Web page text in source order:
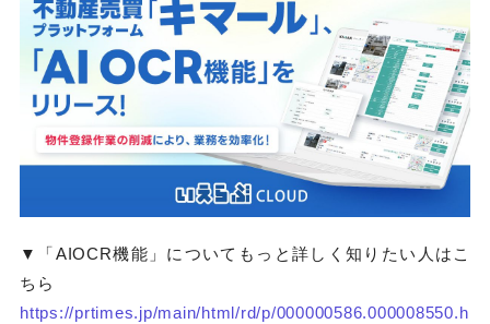
▼「AIOCR機能」についてもっと詳しく知りたい人はこ
ちら
https://prtimes.jp/main/html/rd/p/000000586.000008550.h